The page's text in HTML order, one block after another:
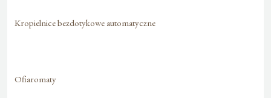
Kropielnice bezdotykowe automatyczne
Ofiaromaty